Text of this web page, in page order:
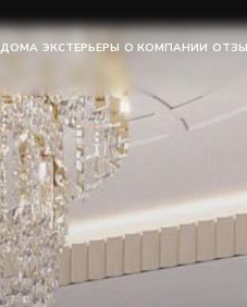
ДОМА ЭКСТЕРЬЕРЫ О КОМПАНИИ